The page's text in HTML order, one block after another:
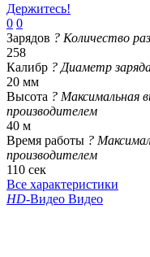
Держитесь!
0 0
Зарядов ? Количество
258
Калибр ? Диаметр
20 мм
Высота ? Максимальная
производителем
40 м
Время работы ?
производителем
110 сек
Все характеристики
HD-Видео Видео